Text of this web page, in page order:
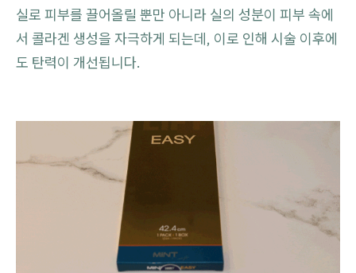
실로 피부를 끌어올릴 뿐만 아니라 실의 성분이 피부 속에
서 콜라겐 생성을 자극하게 되는데, 이로 인해 시술 이후에
도 탄력이 개선됩니다.